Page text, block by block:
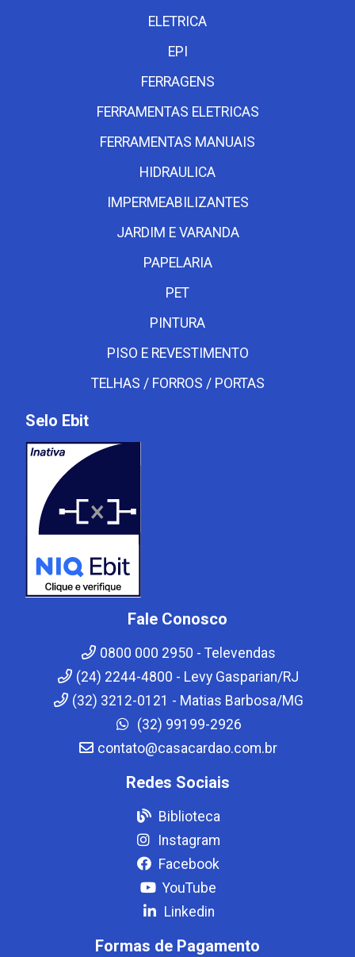
ELETRICA
EPI
FERRAGENS
FERRAMENTAS ELETRICAS
FERRAMENTAS MANUAIS
HIDRAULICA
IMPERMEABILIZANTES
JARDIM E VARANDA
PAPELARIA
PET
PINTURA
PISO E REVESTIMENTO
TELHAS / FORROS / PORTAS
Selo Ebit
Fale Conosco
0800 000 2950 - Televendas
(24) 2244-4800 - Levy Gasparian/RJ
(32) 3212-0121 - Matias Barbosa/MG
(32) 99199-2926
contato@casacardao.com.br
Redes Sociais
Biblioteca
Instagram
Facebook
YouTube
Linkedin
Formas de Pagamento